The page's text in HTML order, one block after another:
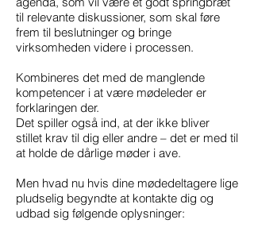
til relevante diskussioner, som skal føre
frem til beslutninger og bringe
virksomheden videre i processen.
Kombineres det med de manglende
kompetencer i at være mødeleder er
forklaringen der.
Det spiller også ind, at der ikke bliver
stillet krav til dig eller andre – det er med til
at holde de dårlige møder i ave.
Men hvad nu hvis dine mødedeltagere lige
pludselig begyndte at kontakte dig og
udbad sig følgende oplysninger: